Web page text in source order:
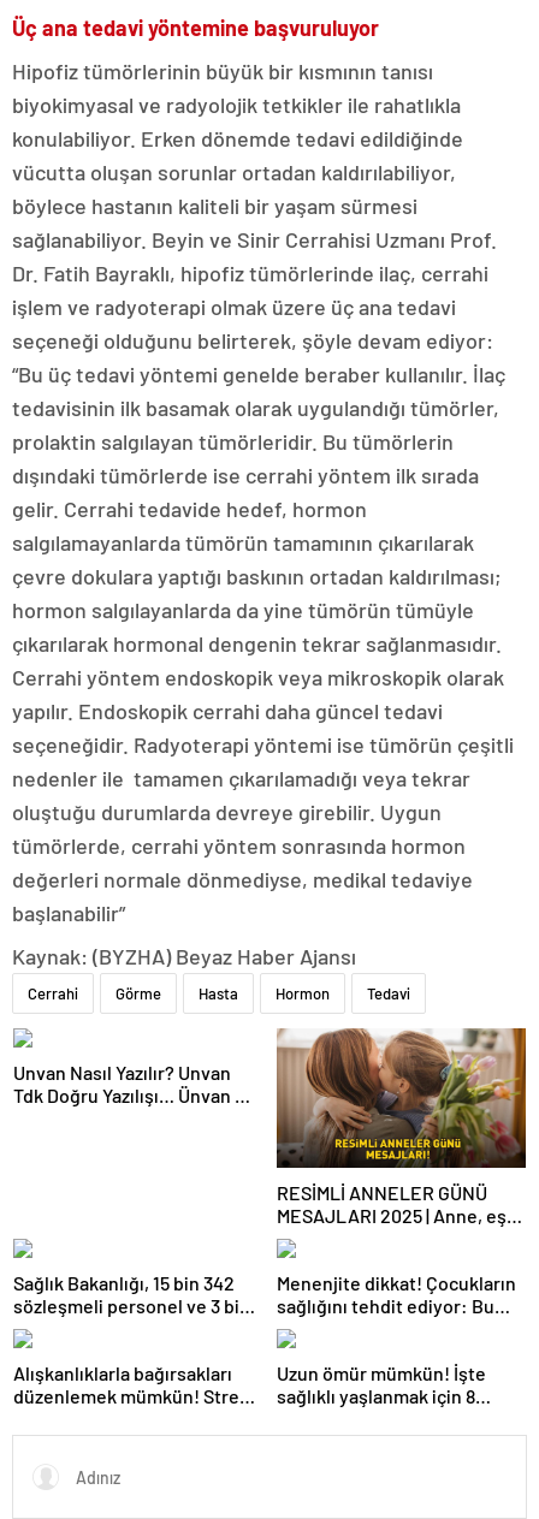
Üç ana tedavi yöntemine başvuruluyor
Hipofiz tümörlerinin büyük bir kısmının tanısı
biyokimyasal ve radyolojik tetkikler ile rahatlıkla
konulabiliyor. Erken dönemde tedavi edildiğinde
vücutta oluşan sorunlar ortadan kaldırılabiliyor,
böylece hastanın kaliteli bir yaşam sürmesi
sağlanabiliyor. Beyin ve Sinir Cerrahisi Uzmanı Prof.
Dr. Fatih Bayraklı, hipofiz tümörlerinde ilaç, cerrahi
işlem ve radyoterapi olmak üzere üç ana tedavi
seçeneği olduğunu belirterek, şöyle devam ediyor:
“Bu üç tedavi yöntemi genelde beraber kullanılır. İlaç
tedavisinin ilk basamak olarak uygulandığı tümörler,
prolaktin salgılayan tümörleridir. Bu tümörlerin
dışındaki tümörlerde ise cerrahi yöntem ilk sırada
gelir. Cerrahi tedavide hedef, hormon
salgılamayanlarda tümörün tamamının çıkarılarak
çevre dokulara yaptığı baskının ortadan kaldırılması;
hormon salgılayanlarda da yine tümörün tümüyle
çıkarılarak hormonal dengenin tekrar sağlanmasıdır.
Cerrahi yöntem endoskopik veya mikroskopik olarak
yapılır. Endoskopik cerrahi daha güncel tedavi
seçeneğidir. Radyoterapi yöntemi ise tümörün çeşitli
nedenler ile tamamen çıkarılamadığı veya tekrar
oluştuğu durumlarda devreye girebilir. Uygun
tümörlerde, cerrahi yöntem sonrasında hormon
değerleri normale dönmediyse, medikal tedaviye
başlanabilir”
Kaynak: (BYZHA) Beyaz Haber Ajansı
Cerrahi Görme Hasta Hormon Tedavi
Unvan Nasıl Yazılır? Unvan
Tdk Doğru Yazılışı… Ünvan Mi
RESİMLİ ANNELER GÜNÜ
MESAJLARI 2025 | Anne, eş
ve kayınvalideye özel
WhatsApp ve Instagram’da
paylaşabileceğiniz en güzel
Anneler Günü mesajları
Sağlık Bakanlığı, 15 bin 342
sözleşmeli personel ve 3 bin
658 sürekli işçi alacak
Menenjite dikkat! Çocukların
sağlığını tehdit ediyor: Bu
belirtileri önemseyin
Alışkanlıklarla bağırsakları
düzenlemek mümkün! Stres
yapıyor
Uzun ömür mümkün! İşte
sağlıklı yaşlanmak için 8